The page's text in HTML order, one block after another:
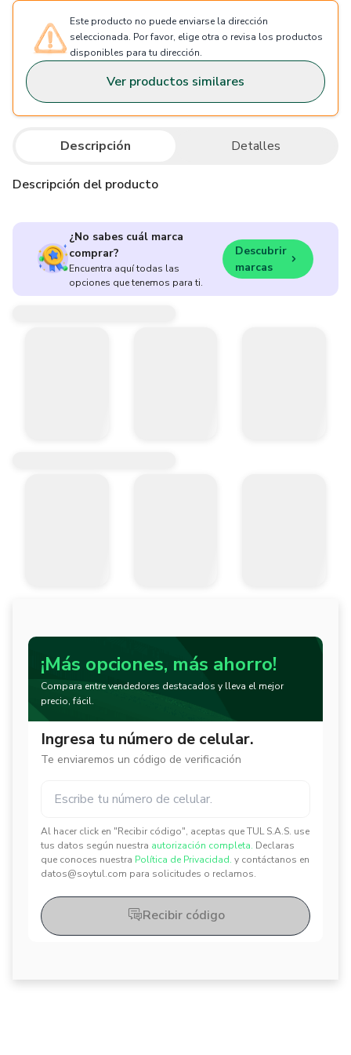
Este producto no puede enviarse la dirección
seleccionada. Por favor, elige otra o revisa los productos
disponibles para tu dirección.
Ver productos similares
Descripción Detalles
Descripción del producto
¿No sabes cuál marca
comprar?
Encuentra aquí todas las
opciones que tenemos para ti.
Descubrir
marcas
¡Más opciones, más ahorro!
Compara entre vendedores destacados y lleva el mejor
precio, fácil.
Ingresa tu número de celular.
Te enviaremos un código de verificación
Al hacer click en "Recibir código", aceptas que TUL S.A.S. use
tus datos según nuestra autorización completa. Declaras
que conoces nuestra Política de Privacidad. y contáctanos en
datos@soytul.com para solicitudes o reclamos.
✕
✕
Recibir código